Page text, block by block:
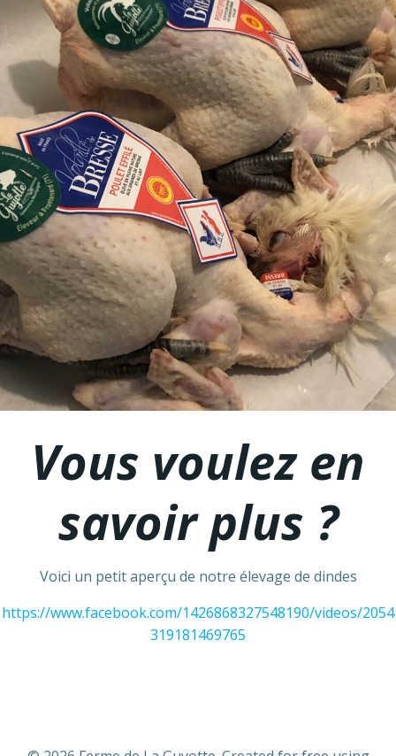
Vous voulez en
savoir plus ?
Voici un petit aperçu de notre élevage de dindes
https://www.facebook.com/1426868327548190/videos/2054
319181469765